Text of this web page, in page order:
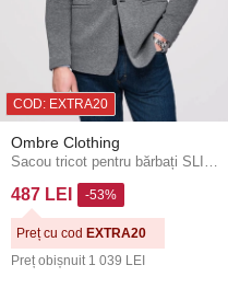
COD: EXTRA20
Ombre Clothing
487 LEI
Preț obișnuit 1 039 LEI
-53%
Preț cu cod EXTRA20